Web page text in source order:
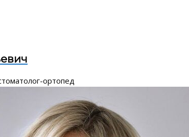
ортопед